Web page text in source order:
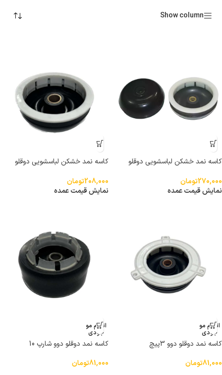
Show column
کاسه نمد خشکن لباسشویی دوقلو
270,000تومان
نمایش قیمت عمده
کاسه نمد خشکن لباسشویی دوقلو
208,000تومان
نمایش قیمت عمده
اتمام مو
جودی
کاسه نمد دوقلو دوو 3پیچ
81,000تومان
اتمام مو
جودی
کاسه نمد دوقلو دوو شارپ 10
81,000تومان